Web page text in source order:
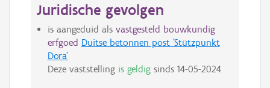
Juridische gevolgen
is aangeduid als vastgesteld bouwkundig
erfgoed Duitse betonnen post 'Stützpunkt
Dora'
Deze vaststelling is geldigsinds 14-05-2024